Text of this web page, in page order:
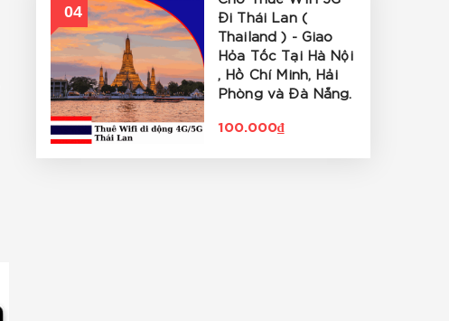
04
Đi Thái Lan (
Thailand ) - Giao
Hỏa Tốc Tại Hà Nội
, Hồ Chí Minh, Hải
Phòng và Đà Nẵng.
100.000₫